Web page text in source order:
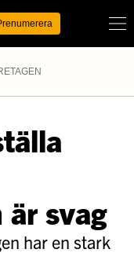
svag
har en stark